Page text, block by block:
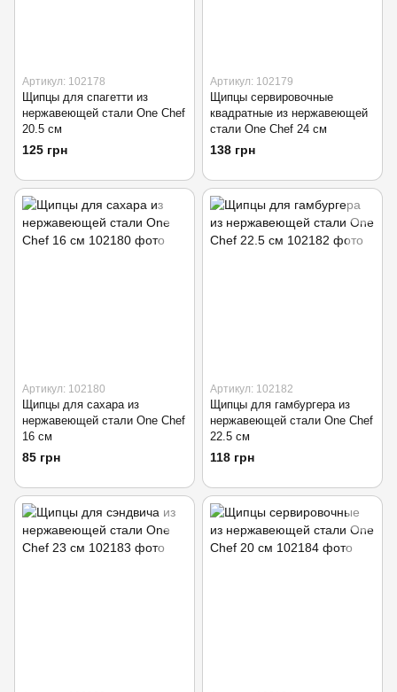
Артикул: 102178
Щипцы для спагетти из
нержавеющей стали One Chef
20.5 см
125 грн
Артикул: 102179
Щипцы сервировочные
квадратные из нержавеющей
стали One Chef 24 см
138 грн
Артикул: 102180
Щипцы для сахара из
нержавеющей стали One Chef
16 см
85 грн
Артикул: 102182
Щипцы для гамбургера из
нержавеющей стали One Chef
22.5 см
118 грн